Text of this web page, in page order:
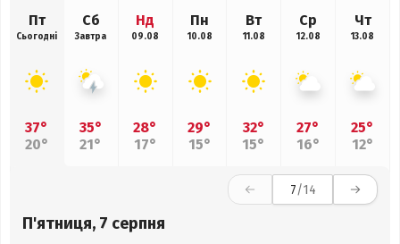
Пт
Сьогодні
37°
20°
Сб
Завтра
35°
21°
Нд
09.08
28°
17°
Пн
10.08
29°
15°
Вт
11.08
32°
15°
Ср
12.08
27°
16°
Чт
13.08
25°
12°
7/14
П'ятниця, 7 серпня